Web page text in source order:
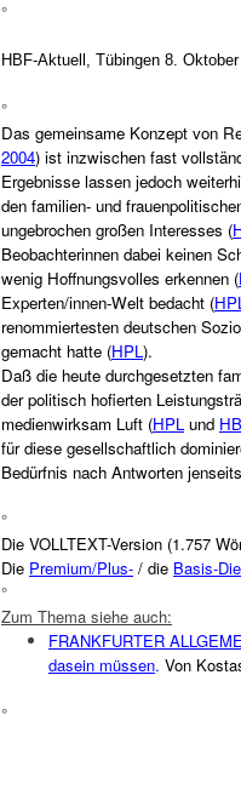
°
HBF-Aktuell, Tübingen 8.
°
Das gemeinsame Konzept von
2004) ist inzwischen fast
Ergebnisse lassen jedoch
den familien- und
ungebrochen großen Interesses (
Beobachterinnen dabei keinen
wenig Hoffnungsvolles erkennen (
Experten/innen-Welt bedacht (HPL
renommiertesten deutschen
gemacht hatte (HPL ).
Daß die heute durchgesetzten
der politisch hofierten
medienwirksam Luft (HPL und
für diese gesellschaftlich
Bedürfnis nach Antworten
°
Die VOLLTEXT-Version (1.757
Die Premium/Plus- / die Basis-
°
Zum Thema siehe auch:
FRANKFURTER
dasein müssen. Von
°